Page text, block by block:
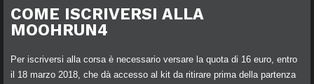
COME ISCRIVERSI ALLA
MOOHRUN4
Per iscriversi alla corsa è necessario versare la quota di 16 euro, entro
il 18 marzo 2018, che dà accesso al kit da ritirare prima della partenza